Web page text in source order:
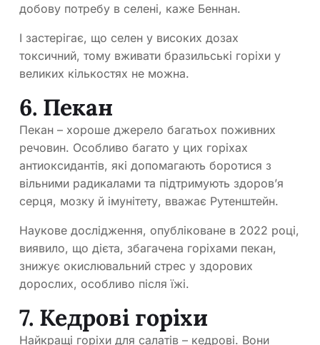
добову потребу в селені, каже Беннан.
І застерігає, що селен у високих дозах
токсичний, тому вживати бразильські горіхи у
великих кількостях не можна.
6. Пекан
Пекан – хороше джерело багатьох поживних
речовин. Особливо багато у цих горіхах
антиоксидантів, які допомагають боротися з
вільними радикалами та підтримують здоров’я
серця, мозку й імунітету, вважає Рутенштейн.
Наукове дослідження, опубліковане в 2022 році,
виявило, що дієта, збагачена горіхами пекан,
знижує окислювальний стрес у здорових
дорослих, особливо після їжі.
7. Кедрові горіхи
Найкращі горіхи для салатів – кедрові. Вони